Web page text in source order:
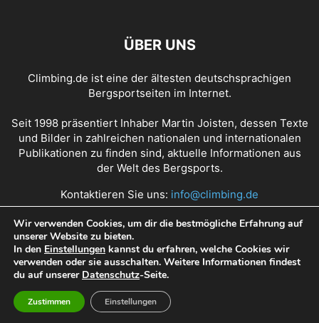
ÜBER UNS
Climbing.de ist eine der ältesten deutschsprachigen
Bergsportseiten im Internet.
Seit 1998 präsentiert Inhaber Martin Joisten, dessen Texte
und Bilder in zahlreichen nationalen und internationalen
Publikationen zu finden sind, aktuelle Informationen aus
der Welt des Bergsports.
Kontaktieren Sie uns: info@climbing.de
Über Climbing.de RSS Feed Mediadaten
Nutzungsbedingungen Datenschutz
© Copyright 1998 - 2022 Climbing.de by Martin Joisten
Wir verwenden Cookies, um dir die bestmögliche Erfahrung auf
unserer Website zu bieten.
In den Einstellungen kannst du erfahren, welche Cookies wir
verwenden oder sie ausschalten. Weitere Informationen findest
du auf unserer Datenschutz-Seite.
Zustimmen Einstellungen